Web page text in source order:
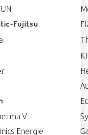
Fujitsu
V
Energie